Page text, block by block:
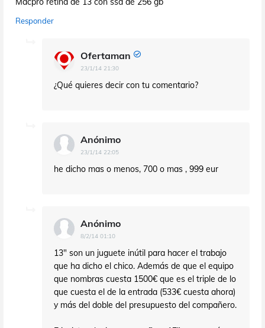
Responder
Ofertaman
23/1/14 21:30
¿Qué quieres decir con tu comentario?
Anónimo
23/1/14 22:05
he dicho mas o menos, 700 o mas , 999 eur
Anónimo
8/2/14 01:10
13" son un juguete inútil para hacer el trabajo
que ha dicho el chico. Además de que el equipo
que nombras cuesta 1500€ que es el triple de lo
que cuesta el de la entrada (533€ cuesta ahora)
y más del doble del presupuesto del compañero.